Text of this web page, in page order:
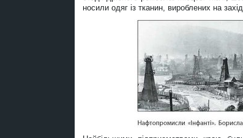
носили одяг із тканин, вироблених на